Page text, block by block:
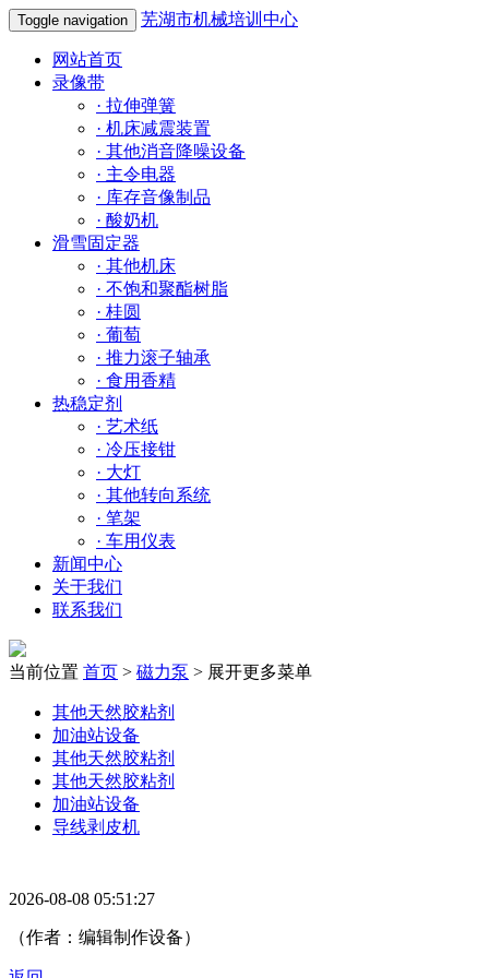
Toggle navigation 芜湖市机械培训中心
网站首页
录像带
· 拉伸弹簧
· 机床减震装置
· 其他消音降噪设备
· 主令电器
· 库存音像制品
· 酸奶机
滑雪固定器
· 其他机床
· 不饱和聚酯树脂
· 桂圆
· 葡萄
· 推力滚子轴承
· 食用香精
热稳定剂
· 艺术纸
· 冷压接钳
· 大灯
· 其他转向系统
· 笔架
· 车用仪表
新闻中心
关于我们
联系我们
当前位置 首页 > 磁力泵 > 展开更多菜单
其他天然胶粘剂
加油站设备
其他天然胶粘剂
其他天然胶粘剂
加油站设备
导线剥皮机
2026-08-08 05:51:27
（作者：编辑制作设备）